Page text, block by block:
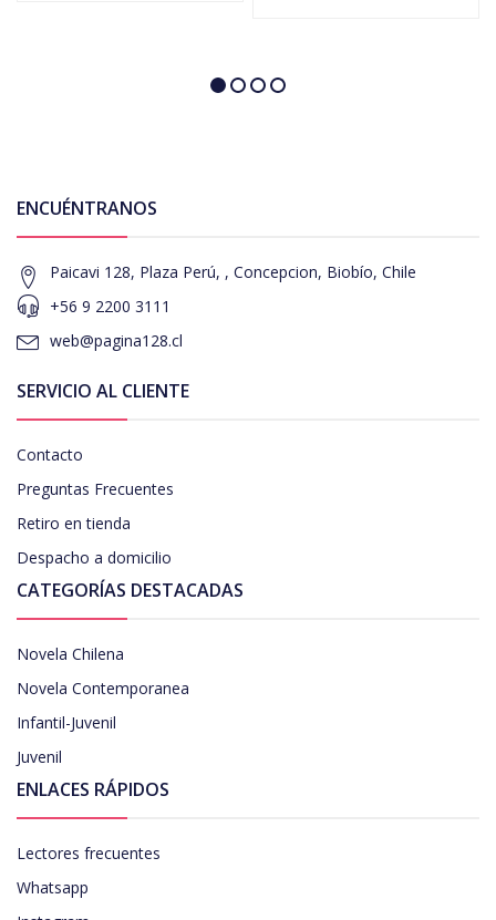
ENCUÉNTRANOS
Paicavi 128, Plaza Perú, , Concepcion, Biobío, Chile
+56 9 2200 3111
web@pagina128.cl
SERVICIO AL CLIENTE
Contacto
Preguntas Frecuentes
Retiro en tienda
Despacho a domicilio
CATEGORÍAS DESTACADAS
Novela Chilena
Novela Contemporanea
Infantil-Juvenil
Juvenil
ENLACES RÁPIDOS
Lectores frecuentes
Whatsapp